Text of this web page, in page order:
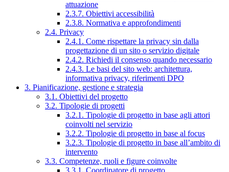
attuazione
2.3.7. Obiettivi accessibilità
2.3.8. Normativa e approfondimenti
2.4. Privacy
2.4.1. Come rispettare la privacy sin dalla
progettazione di un sito o servizio digitale
2.4.2. Richiedi il consenso quando necessario
2.4.3. Le basi del sito web: architettura,
informativa privacy, riferimenti DPO
3. Pianificazione, gestione e strategia
3.1. Obiettivi del progetto
3.2. Tipologie di progetti
3.2.1. Tipologie di progetto in base agli attori
coinvolti nel servizio
3.2.2. Tipologie di progetto in base al focus
3.2.3. Tipologie di progetto in base all’ambito di
intervento
3.3. Competenze, ruoli e figure coinvolte
3.3.1. Coordinatore di progetto